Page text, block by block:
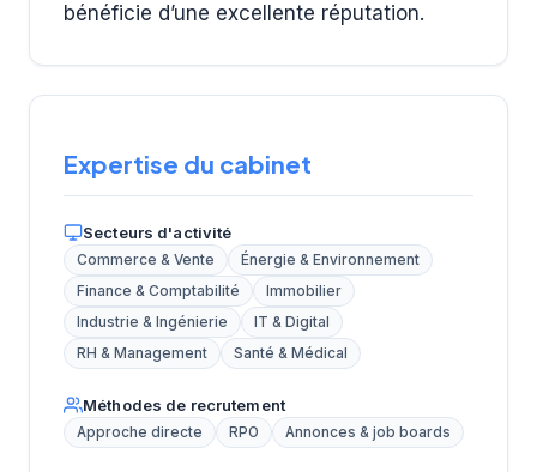
bénéficie d’une excellente réputation.
Expertise du cabinet
Secteurs d'activité
Commerce & Vente
Énergie & Environnement
Finance & Comptabilité
Immobilier
Industrie & Ingénierie
IT & Digital
RH & Management
Santé & Médical
Méthodes de recrutement
Approche directe RPO Annonces & job boards